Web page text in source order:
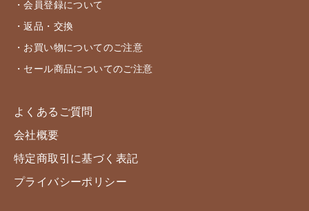
・会員登録について
・返品・交換
・お買い物についてのご注意
・セール商品についてのご注意
よくあるご質問
会社概要
特定商取引に基づく表記
プライバシーポリシー